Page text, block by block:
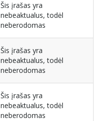
Šis įrašas yra
nebeaktualus, todėl
neberodomas
Šis įrašas yra
nebeaktualus, todėl
neberodomas
Šis įrašas yra
nebeaktualus, todėl
neberodomas